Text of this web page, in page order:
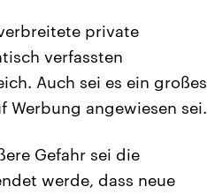
private
verfassten
Auch sei es ein großes
Werbung angewiesen sei.
Gefahr sei die
werde, dass neue